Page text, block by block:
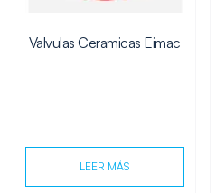
Valvulas Ceramicas Eimac
LEER MÁS